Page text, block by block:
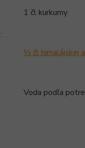
1 čl kurkumy
½ čl himalájskej
Voda podľa